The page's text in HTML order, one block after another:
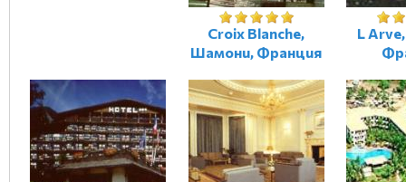
Croix Blanche,
Шамони, Франция
L